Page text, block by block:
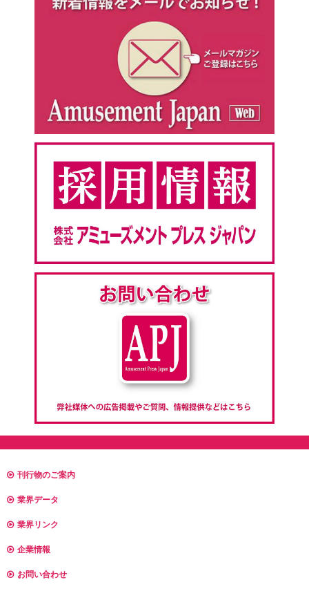
刊行物のご案内
業界データ
業界リンク
企業情報
お問い合わせ